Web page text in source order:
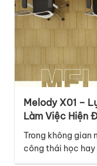
Melody X01 –
Làm Việc Hiện
Trong không gian
công thái học
là những điểm